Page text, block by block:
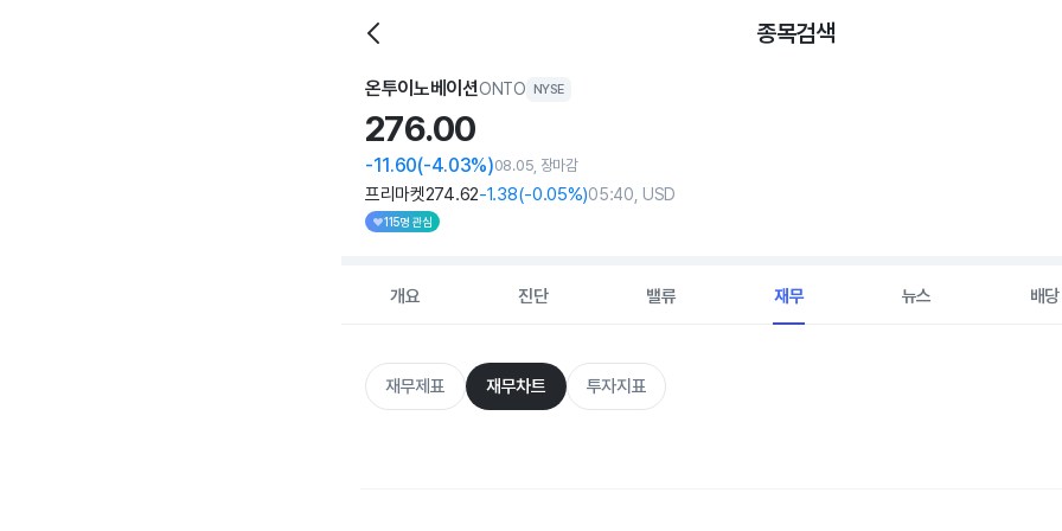
종목검색
온투이노베이션ONTO NYSE
276.00
-11.60(-4.03%)08.05, 장마감
프리마켓274.62-1.38(-0.05%)05:40, USD
115명 관심
개요 진단 밸류 재무 뉴스 배당
재무제표 재무차트 투자지표